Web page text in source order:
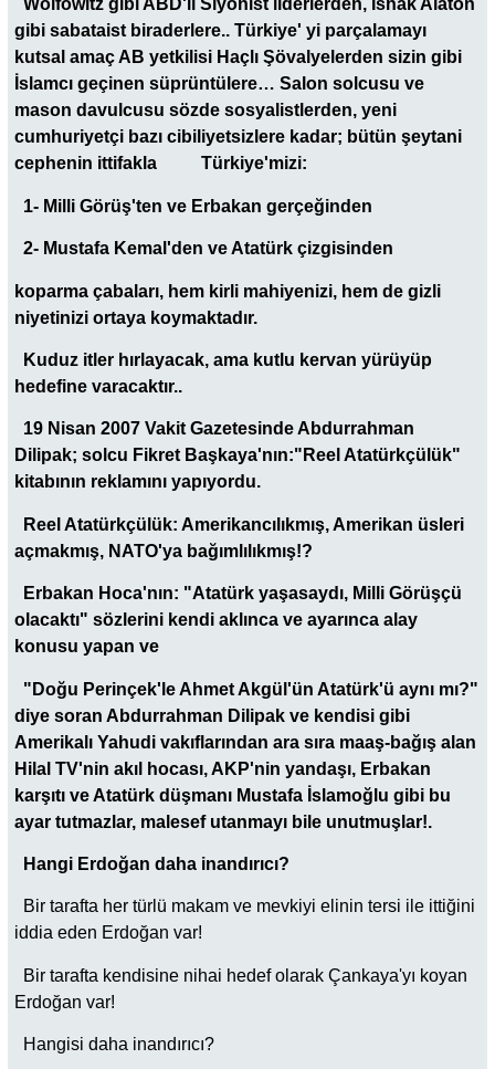
Wolfowitz gibi ABD'li Siyonist liderlerden, İshak Alaton
gibi sabataist biraderlere.. Türkiye' yi parçalamayı
kutsal amaç AB yetkilisi Haçlı Şövalyelerden sizin gibi
İslamcı geçinen süprüntülere… Salon solcusu ve
mason davulcusu sözde sosyalistlerden, yeni
cumhuriyetçi bazı cibiliyetsizlere kadar; bütün şeytani
cephenin ittifakla Türkiye'mizi:
1- Milli Görüş'ten ve Erbakan gerçeğinden
2- Mustafa Kemal'den ve Atatürk çizgisinden
koparma çabaları, hem kirli mahiyenizi, hem de gizli
niyetinizi ortaya koymaktadır.
Kuduz itler hırlayacak, ama kutlu kervan yürüyüp
hedefine varacaktır..
19 Nisan 2007 Vakit Gazetesinde Abdurrahman
Dilipak; solcu Fikret Başkaya'nın:"Reel Atatürkçülük"
kitabının reklamını yapıyordu.
Reel Atatürkçülük: Amerikancılıkmış, Amerikan üsleri
açmakmış, NATO'ya bağımlılıkmış!?
Erbakan Hoca'nın: "Atatürk yaşasaydı, Milli Görüşçü
olacaktı" sözlerini kendi aklınca ve ayarınca alay
konusu yapan ve
"Doğu Perinçek'le Ahmet Akgül'ün Atatürk'ü aynı mı?"
diye soran Abdurrahman Dilipak ve kendisi gibi
Amerikalı Yahudi vakıflarından ara sıra maaş-bağış alan
Hilal TV'nin akıl hocası, AKP'nin yandaşı, Erbakan
karşıtı ve Atatürk düşmanı Mustafa İslamoğlu gibi bu
ayar tutmazlar, malesef utanmayı bile unutmuşlar!.
Hangi Erdoğan daha inandırıcı?
Bir tarafta her türlü makam ve mevkiyi elinin tersi ile ittiğini
iddia eden Erdoğan var!
Bir tarafta kendisine nihai hedef olarak Çankaya'yı koyan
Erdoğan var!
Hangisi daha inandırıcı?